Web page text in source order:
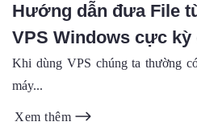
Hướng dẫn đưa File
VPS Windows cực kỳ
Khi dùng VPS chúng ta thường
máy...
Xem thêm